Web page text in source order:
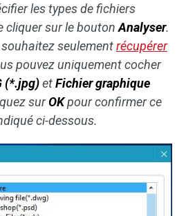
les types de fichiers
cliquer sur le boutonAnalyser.
seulementrécupérer
pouvez uniquement cocher
(*.jpg)etFichier graphique
surOKpour confirmer ce
ci-dessous.